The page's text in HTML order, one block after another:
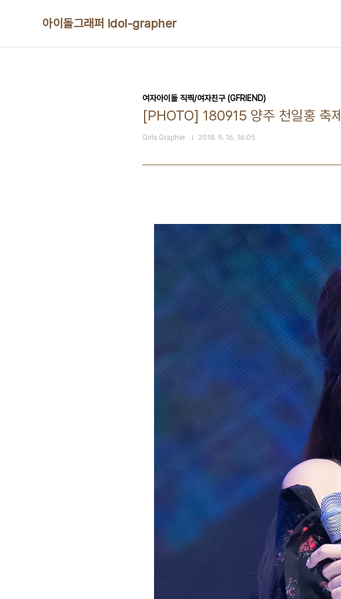
아이돌그래퍼 idol-grapher
여자아이돌 직찍/여자친구 (GFRIEND)
[PHOTO] 180915 양주 천일홍
Girls Grapher 2018. 9. 16. 16:05